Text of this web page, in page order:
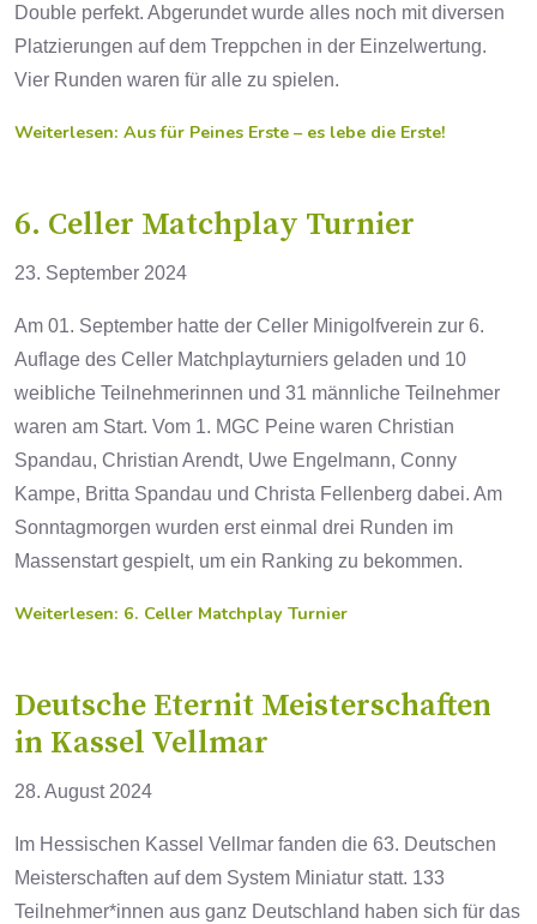
Double perfekt. Abgerundet wurde alles noch mit diversen
Platzierungen auf dem Treppchen in der Einzelwertung.
Vier Runden waren für alle zu spielen.
Weiterlesen: Aus für Peines Erste – es lebe die Erste!
6. Celler Matchplay Turnier
23. September 2024
Am 01. September hatte der Celler Minigolfverein zur 6.
Auflage des Celler Matchplayturniers geladen und 10
weibliche Teilnehmerinnen und 31 männliche Teilnehmer
waren am Start. Vom 1. MGC Peine waren Christian
Spandau, Christian Arendt, Uwe Engelmann, Conny
Kampe, Britta Spandau und Christa Fellenberg dabei. Am
Sonntagmorgen wurden erst einmal drei Runden im
Massenstart gespielt, um ein Ranking zu bekommen.
Weiterlesen: 6. Celler Matchplay Turnier
Deutsche Eternit Meisterschaften
in Kassel Vellmar
28. August 2024
Im Hessischen Kassel Vellmar fanden die 63. Deutschen
Meisterschaften auf dem System Miniatur statt. 133
Teilnehmer*innen aus ganz Deutschland haben sich für das